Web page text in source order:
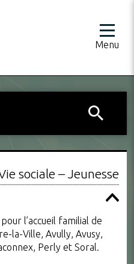
Menu
sociale – Jeunesse
l’accueil familial de
la-Ville, Avully, Avusy,
Perly et Soral.